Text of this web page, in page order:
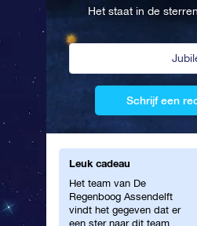
Het staat in de
Schrijf een
Leuk cadeau
Het team van De
Regenboog Assendelft
vindt het gegeven dat er
een ster naar dit team